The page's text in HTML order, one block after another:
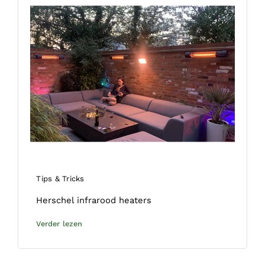
Tips & Tricks
Herschel infrarood heaters
Verder lezen